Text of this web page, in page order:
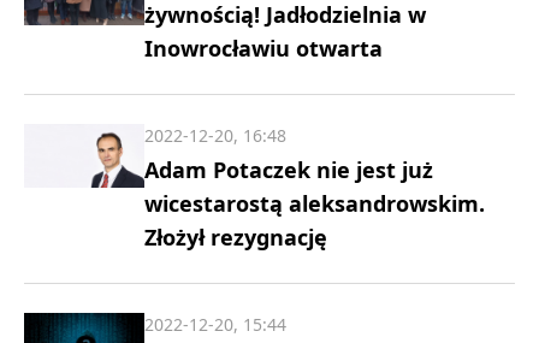
żywnością! Jadłodzielnia w
Inowrocławiu otwarta
Adam Potaczek nie jest już
wicestarostą aleksandrowskim.
Złożył rezygnację
2022-12-20, 16:48
2022-12-20, 15:44